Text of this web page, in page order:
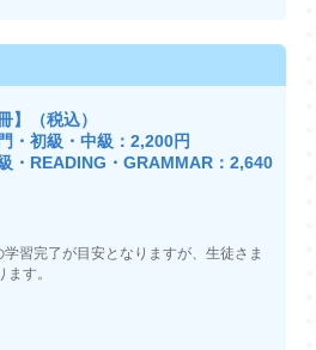
】（税込）
・初級・中級：2,200円
・READING・GRAMMAR：2,640
習完了が目安となりますが、生徒さま
す。